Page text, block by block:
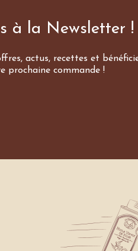
à la Newsletter !
actus, recettes et
prochaine commande !